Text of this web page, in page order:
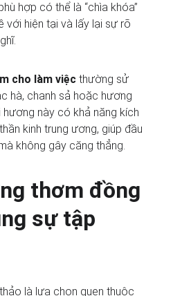
hợp có thể là “chìa khóa”
với hiện tại và lấy lại sự rõ
cho làm việc thường sử
hà, chanh sả hoặc hương
hương này có khả năng kích
kinh trung ương, giúp đầu
không gây căng thẳng.
thơm đồng
sự tập
là lựa chọn quen thuộc